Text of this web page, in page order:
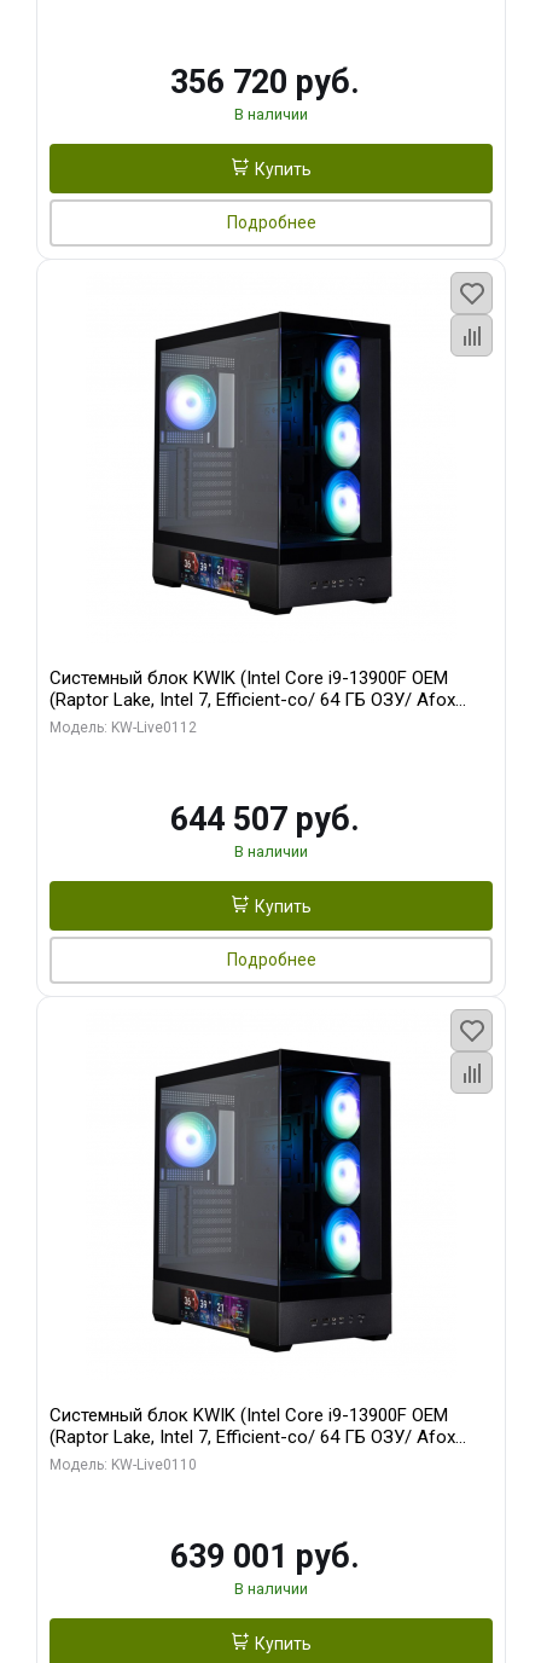
356 720 руб.
В наличии
Купить
Подробнее
Системный блок KWIK (Intel Core i9-13900F OEM
(Raptor Lake, Intel 7, Efficient-co/ 64 ГБ ОЗУ/ Afox
RTX4090 24GB GDDR6X 384-Bit 3xDP HDMI ATX Turbo/
Модель: KW-Live0112
644 507 руб.
В наличии
Купить
Подробнее
Системный блок KWIK (Intel Core i9-13900F OEM
(Raptor Lake, Intel 7, Efficient-co/ 64 ГБ ОЗУ/ Afox
RTX4090 24GB GDDR6X 384-Bit 3xDP HDMI ATX Turbo/
Модель: KW-Live0110
639 001 руб.
В наличии
Купить